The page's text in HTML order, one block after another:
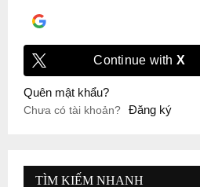
Continue with X
Quên mật khẩu?
Chưa có tài khoản? Đăng ký
TÌM KIẾM NHANH